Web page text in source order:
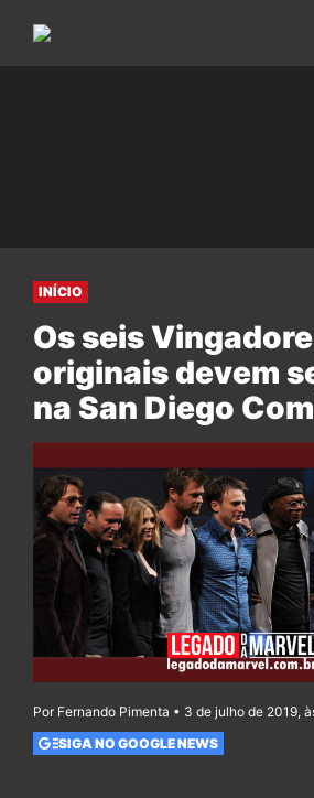
INÍCIO
Os seis
originais devem
na San Diego
Por Fernando Pimenta • 3 de julho de 2019,
SIGA NO GOOGLE NEWS